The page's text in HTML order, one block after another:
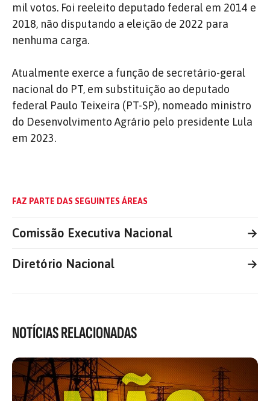
mil votos. Foi reeleito deputado federal em 2014 e
2018, não disputando a eleição de 2022 para
nenhuma carga.
Atualmente exerce a função de secretário-geral
nacional do PT, em substituição ao deputado
federal Paulo Teixeira (PT-SP), nomeado ministro
do Desenvolvimento Agrário pelo presidente Lula
em 2023.
FAZ PARTE DAS SEGUINTES ÁREAS
Comissão Executiva Nacional →
Diretório Nacional →
NOTÍCIAS RELACIONADAS